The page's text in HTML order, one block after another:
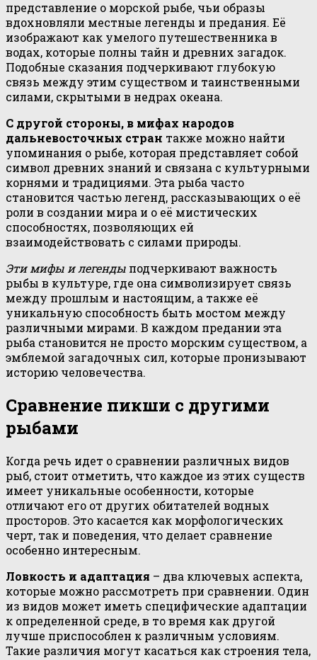
представление о морской рыбе, чьи образы
вдохновляли местные легенды и предания. Её
изображают как умелого путешественника в
водах, которые полны тайн и древних загадок.
Подобные сказания подчеркивают глубокую
связь между этим существом и таинственными
силами, скрытыми в недрах океана.
С другой стороны, в мифах народов
дальневосточных стран также можно найти
упоминания о рыбе, которая представляет собой
символ древних знаний и связана с культурными
корнями и традициями. Эта рыба часто
становится частью легенд, рассказывающих о её
роли в создании мира и о её мистических
способностях, позволяющих ей
взаимодействовать с силами природы.
Эти мифы и легенды подчеркивают важность
рыбы в культуре, где она символизирует связь
между прошлым и настоящим, а также её
уникальную способность быть мостом между
различными мирами. В каждом предании эта
рыба становится не просто морским существом, а
эмблемой загадочных сил, которые пронизывают
историю человечества.
Сравнение пикши с другими
рыбами
Когда речь идет о сравнении различных видов
рыб, стоит отметить, что каждое из этих существ
имеет уникальные особенности, которые
отличают его от других обитателей водных
просторов. Это касается как морфологических
черт, так и поведения, что делает сравнение
особенно интересным.
Ловкость и адаптация – два ключевых аспекта,
которые можно рассмотреть при сравнении. Один
из видов может иметь специфические адаптации
к определенной среде, в то время как другой
лучше приспособлен к различным условиям.
Такие различия могут касаться как строения тела,